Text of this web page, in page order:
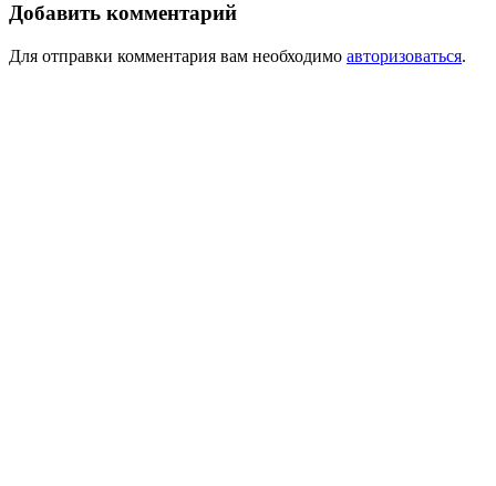
Добавить комментарий
Для отправки комментария вам необходимо авторизоваться.